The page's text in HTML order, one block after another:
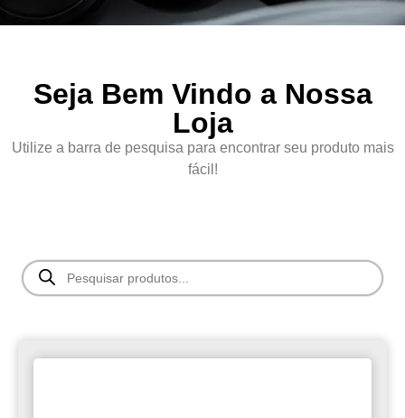
Seja Bem Vindo a Nossa
Loja
Utilize a barra de pesquisa para encontrar seu produto mais
fácil!